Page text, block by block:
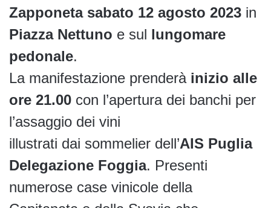
Zapponeta sabato 12 agosto 2023 in
Piazza Nettuno e sul lungomare
pedonale.
La manifestazione prenderà inizio alle
ore 21.00 con l’apertura dei banchi per
l’assaggio dei vini
illustrati dai sommelier dell’AIS Puglia
Delegazione Foggia. Presenti
numerose case vinicole della